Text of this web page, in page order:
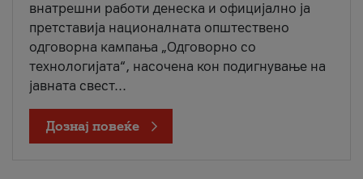
внатрешни работи денеска и официјално ја
претставија националната општествено
одговорна кампања „Одговорно со
технологијата“, насочена кон подигнување на
јавната свест...
Дознај повеќе